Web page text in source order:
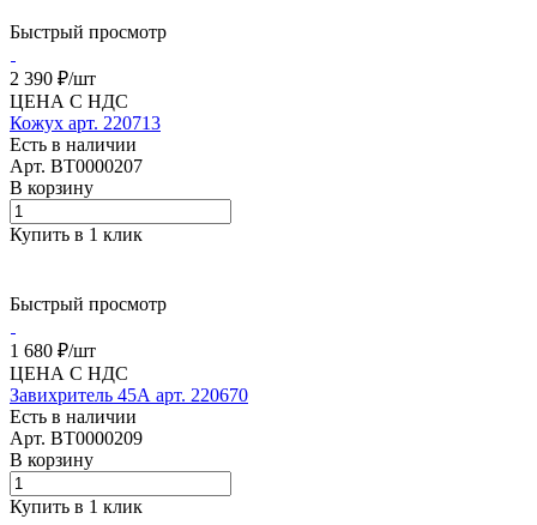
Быстрый просмотр
2 390 ₽/шт
ЦЕНА С НДС
Кожух арт. 220713
Есть в наличии
Арт. BT0000207
В корзину
Купить в 1 клик
Быстрый просмотр
1 680 ₽/шт
ЦЕНА С НДС
Завихритель 45А арт. 220670
Есть в наличии
Арт. BT0000209
В корзину
Купить в 1 клик